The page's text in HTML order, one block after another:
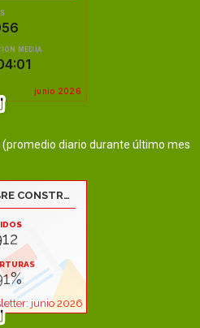
(promedio diario durante último mes